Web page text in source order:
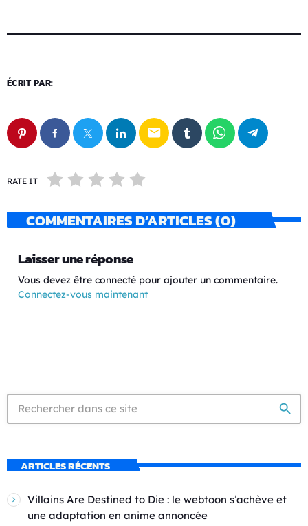
ÉCRIT PAR:
email
RATE IT
COMMENTAIRES D’ARTICLES (0)
Laisser une réponse
Vous devez être connecté pour ajouter un commentaire.
Connectez-vous maintenant
search
ARTICLES RÉCENTS
Villains Are Destined to Die : le webtoon s’achève et
une adaptation en anime annoncée